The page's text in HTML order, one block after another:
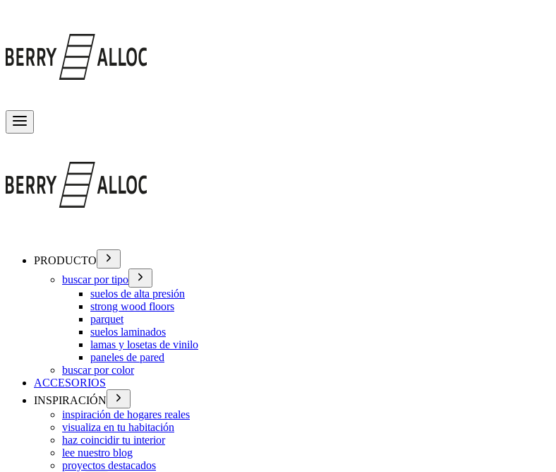
PRODUCTO
buscar por tipo
suelos de alta presión
strong wood floors
parquet
suelos laminados
lamas y losetas de vinilo
paneles de pared
buscar por color
ACCESORIOS
INSPIRACIÓN
inspiración de hogares reales
visualiza en tu habitación
haz coincidir tu interior
lee nuestro blog
proyectos destacados